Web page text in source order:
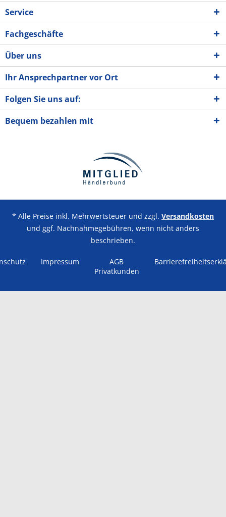
Service
Fachgeschäfte
Über uns
Ihr Ansprechpartner vor Ort
Folgen Sie uns auf:
Bequem bezahlen mit
* Alle Preise inkl. Mehrwertsteuer und zzgl. Versandkosten
und ggf. Nachnahmegebühren, wenn nicht anders
beschrieben.
Impressum
AGB
Privatkunden